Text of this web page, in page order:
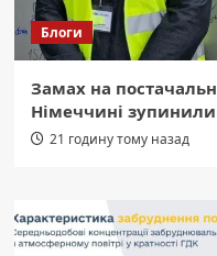
Блоги
Замах на
Німеччині зупинили
21 годину тому назад